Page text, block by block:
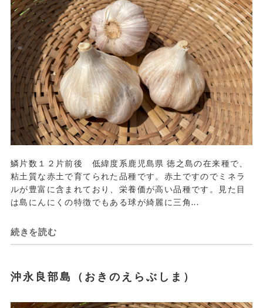
鱗片数１２片前後 低緯度系鹿児島県 徳之島の在来種で、
粘土質な赤土で育てられた品種です。赤土ですのでミネラ
ルが豊富に含まれており、栄養価が高い品種です。見た目
は島にんにくの特徴でもある球が綺麗に三角...
続きを読む
沖永良部島（おきのえらぶしま）